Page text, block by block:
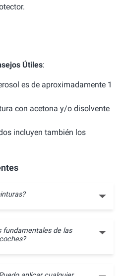
Útiles:
es de aproximadamente 1
con acetona y/o disolvente
incluyen también los
fundamentales de las